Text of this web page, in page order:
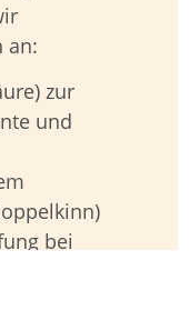
an:
zur
und
bei